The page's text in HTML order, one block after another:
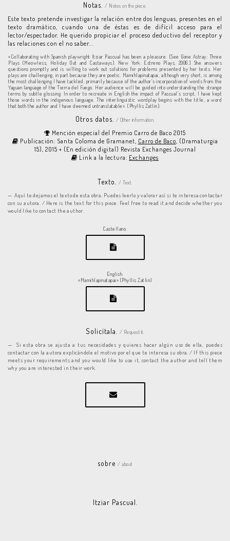
Notas./ Notes on the piece.
Este texto pretende investigar la relación entre dos lenguas, presentes en el
texto dramático, cuando una de éstas es de difícil acceso para el
lector/espectador. He querido propiciar el proceso deductivo del receptor y
las relaciones con el no saber...
«Collaborating with Spanish playwright Itziar Pascual has been a pleasure. [See Gone Astray: Three
Plays (Meowless, Holiday Out and Castaways). New York: Estreno Plays, 2006.] She answers
questions promptly and is willing to work out solutions for problems presented by her texts. Her
plays are challenging, in part because they are poetic. Mamihlapinatapai, although very short, is among
the most challenging I have tackled, primarily because of the author’s incorporation of words from the
Yaguan language of the Tierra del Fuego. Her audience will be guided into understanding the strange
terms by subtle glossing. In order to recreate in English the impact of Pascual’s script, I have kept
those words in the indigenous language. The interlinguistic wordplay begins with the title, a word
that both the author and I have deemed untranslatable». (Phyllis Zatlin).
Otros datos. / Other information.
Mención especial del Premio Carro de Baco 2015
Publicación: Santa Coloma de Gramanet, Carro de Baco, (Dramaturgia
15), 2015 + (En edición digital) Revista Exchanges Journal
Link a la lectura: Exchanges
Texto./ Text.
Aquí te dejamos el texto de esta obra. Puedes leerlo y valorar así si te interesa contactar
con su autora. / Here is the text for this piece. Feel free to read it and decide whether you
would like to contact the author.
Castellano.
English.
«Mamihlapinatapai» (Phyllis Zatlin)
Solicítala. / Request it.
Si esta obra se ajusta a tus necesidades y quieres hacer algún uso de ella, puedes
contactar con la autora explicándole el motivo por el que te interesa su obra. / If this piece
meets your requirements and you would like to use it, contact the author and tell them
why you are interested in their work.
sobre/ about
Itziar Pascual.